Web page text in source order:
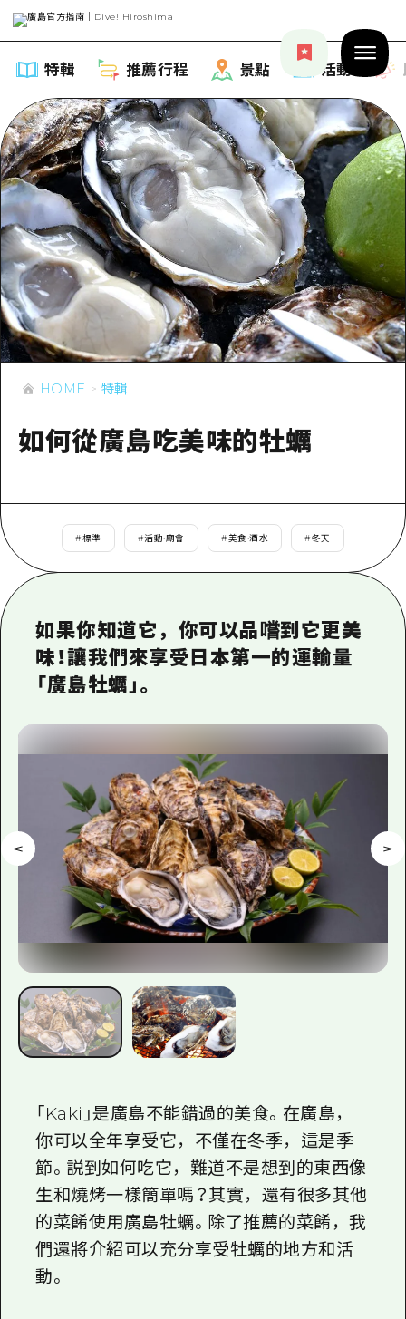
特輯 推薦行程 景點 活動
特輯
列表
推薦
藝術
活動·廟會
美食·酒水
騎自行車
運動
夜晚生活
學習·體驗
標準
歷史·文化
治癒
推薦行程
列表
Dive! Hiroshima 官方向導
安芸
美北
東山口
短途旅行
1晚2天
2晚3天
景點
列表
廣島市內
安芸
美北
藝北
宮島周邊
愛媛
島根
活動
存取
設施擁堵
超值遊覽門票
行李寄存及運送服務
廣島好客通行證
廣島免費 Wi-Fi
面向外國遊客的街角旅遊信息中心
志願者指南
廣島視頻
常見問題
災難發生期間的交通資訊
廣島縣觀光宣傳冊
HOME
HOME 特輯
如何從廣島吃美味的牡蠣
#標準 #活動·廟會 #美食·酒水 #冬天
如果你知道它，你可以品嚐到它更美
味！讓我們來享受日本第一的運輸量
「廣島牡蠣」。
「Kaki」是廣島不能錯過的美食。在廣島，
你可以全年享受它，不僅在冬季，這是季
節。説到如何吃它，難道不是想到的東西像
生和燒烤一樣簡單嗎？其實，還有很多其他
的菜餚使用廣島牡蠣。除了推薦的菜餚，我
們還將介紹可以充分享受牡蠣的地方和活
動。